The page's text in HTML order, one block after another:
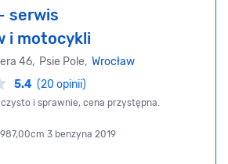
serwis
i motocykli
46, Psie Pole, Wrocław
5.4 (20 opinii)
i sprawnie, cena przystępna.
3 benzyna 2019